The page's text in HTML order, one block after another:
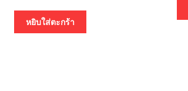
หยิบใส่ตะกร้า